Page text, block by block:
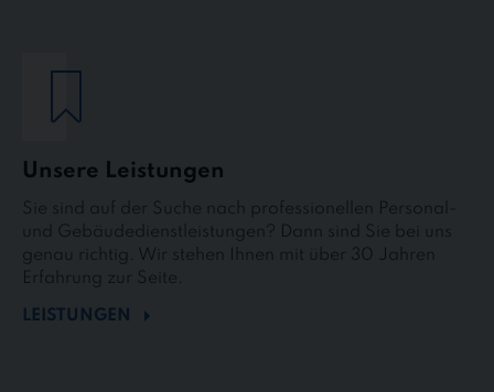
Unsere Leistungen
Sie sind auf der Suche nach professionellen Personal-
und Gebäudedienstleistungen? Dann sind Sie bei uns
genau richtig. Wir stehen Ihnen mit über 30 Jahren
Erfahrung zur Seite.
LEISTUNGEN